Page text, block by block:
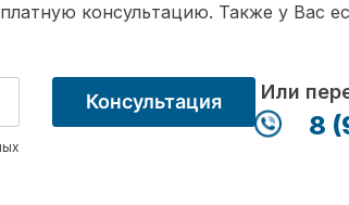
консультацию. Также у Вас
Консультация Или
8